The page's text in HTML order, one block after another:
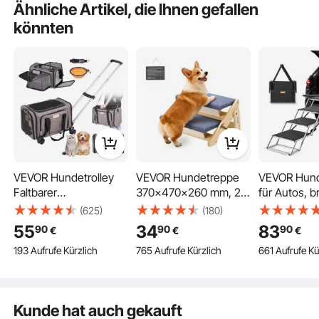
2 Breiten
2 Höhen
Ähnliche Artikel, die Ihnen gefallen
könnten
VEVOR Hundetrolley
Faltbarer
Hunderucksack
Max.11,3kg
Tragfähigkeit
Transporttasche aus
Aufbewahrungstasche
(625)
5590€
193 Aufrufe Kürzlich
VEVOR Hundetreppe
370x470x260 mm, 2-
stufige Hautiertreppe,
klappbare Holztreppe
geeignet für kleine,
mittlere, große, ältere
Sofas & Autos
(180)
3490€
765 Aufrufe Kürzlich
VEVOR
für Autos,
stufige
8390€
661 Aufrufe
Kunde hat auch gekauft